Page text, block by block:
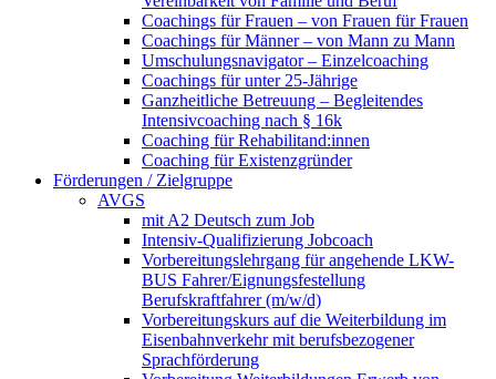
Coachings für Frauen – von Frauen für Frauen
Coachings für Männer – von Mann zu Mann
Umschulungsnavigator – Einzelcoaching
Coachings für unter 25-Jährige
Ganzheitliche Betreuung – Begleitendes
Intensivcoaching nach § 16k
Coaching für Rehabilitand:innen
Coaching für Existenzgründer
Förderungen / Zielgruppe
AVGS
mit A2 Deutsch zum Job
Intensiv-Qualifizierung Jobcoach
Vorbereitungslehrgang für angehende LKW-
BUS Fahrer/Eignungsfestellung
Berufskraftfahrer (m/w/d)
Vorbereitungskurs auf die Weiterbildung im
Eisenbahnverkehr mit berufsbezogener
Sprachförderung